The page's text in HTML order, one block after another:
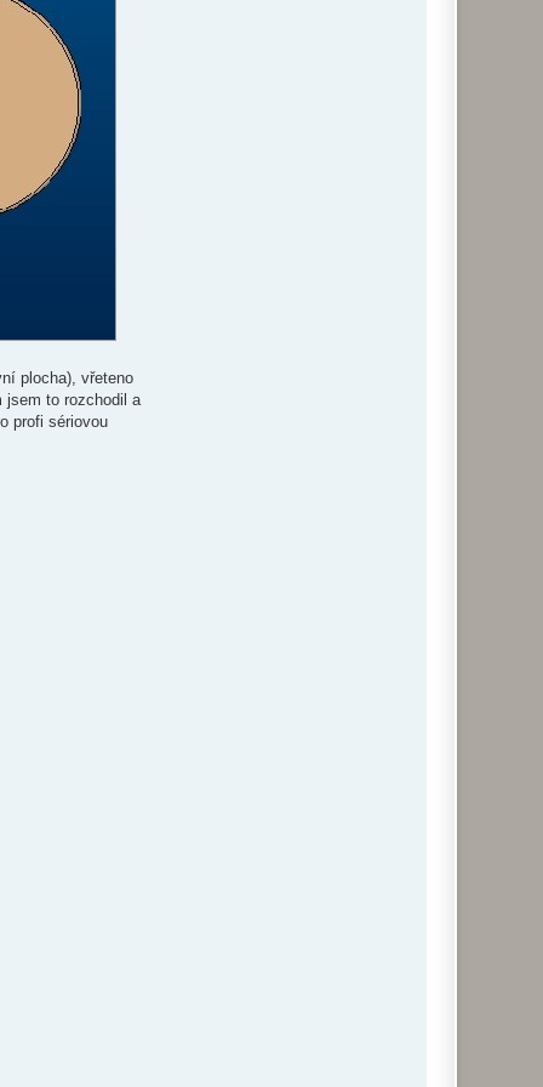
plocha), vřeteno
to rozchodil a
profi sériovou